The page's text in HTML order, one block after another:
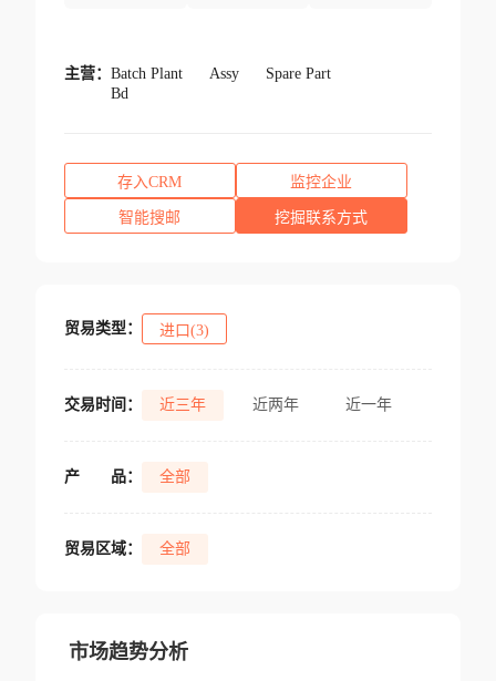
主营： Batch Plant Assy
Spare Part
Bd
存入CRM 监控企业
智能搜邮 挖掘联系方式
贸易类型： 进口(3)
交易时间： 近三年 近两年 近一年
产 品： 全部
贸易区域： 全部
市场趋势分析